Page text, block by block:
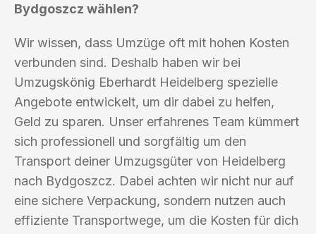
Bydgoszcz wählen?
Wir wissen, dass Umzüge oft mit hohen Kosten
verbunden sind. Deshalb haben wir bei
Umzugskönig Eberhardt Heidelberg spezielle
Angebote entwickelt, um dir dabei zu helfen,
Geld zu sparen. Unser erfahrenes Team kümmert
sich professionell und sorgfältig um den
Transport deiner Umzugsgüter von Heidelberg
nach Bydgoszcz. Dabei achten wir nicht nur auf
eine sichere Verpackung, sondern nutzen auch
effiziente Transportwege, um die Kosten für dich